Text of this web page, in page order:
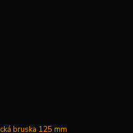
bruska 125 mm